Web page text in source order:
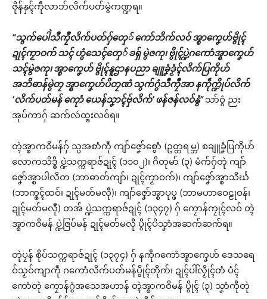
ဇိုန်နှၚ်ကဵုလာဘ်လိက်ပတ်မွဲကဏ္ဍရ။
“သွက်ပေါဲသဳကၠဳလိက်ပတ်ဂှ်တှေ် ကော်ဘိက်လဝ် အ္စာကၞေဟ်ဗွိုၚ်
ဍုၚ်ကၟာဝက် သၚ် ဟွံသေၚ်တှေ် ခရှ် မွဲဇကု၊ ဗွိုၚ်ပ္ဍဲဂကောံအ္စာကၞေဟ်
သၚ်မွဲဇကု၊ အ္စာကၞေဟ် ဗွိုၚ်နူဌာနပညာ ချူခၞံဒၟံၚ်လိက်ပြကိုဟ်
အဘိဓာန်မွဲတၠ အ္စာကၞေဟ်ပိတၠဏံ သွက်ဂွံသဳကၠဳအာ နကဵုက္ဍိုပ်လိက်
‘လိက်ပတ်မန် ကေုာံ ယေန်သၞာၚ်ဗှ်လိက်’ ဖန်ဇန်လဝ်နွံ”သာ်ဝွံ ညး
အုပ်ကာဂှ် ဆက်လဴထ္ၜးလဝ်ရ။
တ္ၚဲအ္စာကဝိမန်ဂှ် သ္ပအစာံကဵု ကျာ်ဇၞော်စွောံ (ဥတ္တရမ္ဘ) စချူခၞံပြကိုဟ်
လောကသိဒ္ဓိ ပ္ဍဲသက္ကရာဇ်ဍုၚ် (၁၁၀၂)၊ ဂိတုမာ် (၃) မံက်ဂှ်တုဲ ကျာ်
ဇၞော်အ္စာပါလိတ (ဘာဓာတ်ကျာ်၊ ဍုၚ်ကၟာဝက်)၊ ကျာ်ဇၞော်အ္စာသိၚ်္ဃ
(ဘာက္ၜၚ်ထဝ်၊ ဍုၚ်မတ်မလီု)၊ ကျာ်ဇၞော်အ္စာပုပ္ဖ (ဘာမဟာဝေဠုဝန်၊
ဍုၚ်မတ်မလီု) တအ် ပ္ဍဲသက္ကရာဇ်ဍုၚ် (၁၃၄၇) ဂှ် ကၠောန်ကၠုၚ်လဝ် တ္ၚဲ
အ္စာကဝိမန် ပ္ဍဲဇြပ်မန် ဍုၚ်မတ်မလီု ပွိုၚ်ပိသၞာံအဆက်ဆက်ရ။
တုဲပၠန် စိုပ်သက္ကရာဇ်ဍုၚ် (၁၃၇၄) ဂှ် နကဵုဂကောံအ္စာကၞေဟ် ဒေသရေ
ဝ်သၟဝ်ကျာကဵု ဂကောံလိက်ပတ်မန်ပွိုၚ်တိုက်၊ ဍုၚ်ပါ်လၟိုၚ်တံ ပံၚ်
ကောံတုဲ ကၠောန်ဂွံအသေအဟာန် တ္ၚဲအ္စာကဝိမန် ပွိုၚ် (၃) သၞာံကီုတုဲ